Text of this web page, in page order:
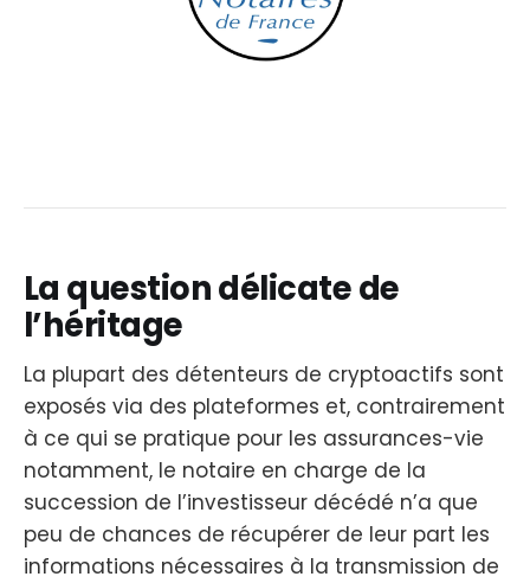
La question délicate de
l’héritage
La plupart des détenteurs de cryptoactifs sont
exposés via des plateformes et, contrairement
à ce qui se pratique pour les assurances-vie
notamment, le notaire en charge de la
succession de l’investisseur décédé n’a que
peu de chances de récupérer de leur part les
informations nécessaires à la transmission de